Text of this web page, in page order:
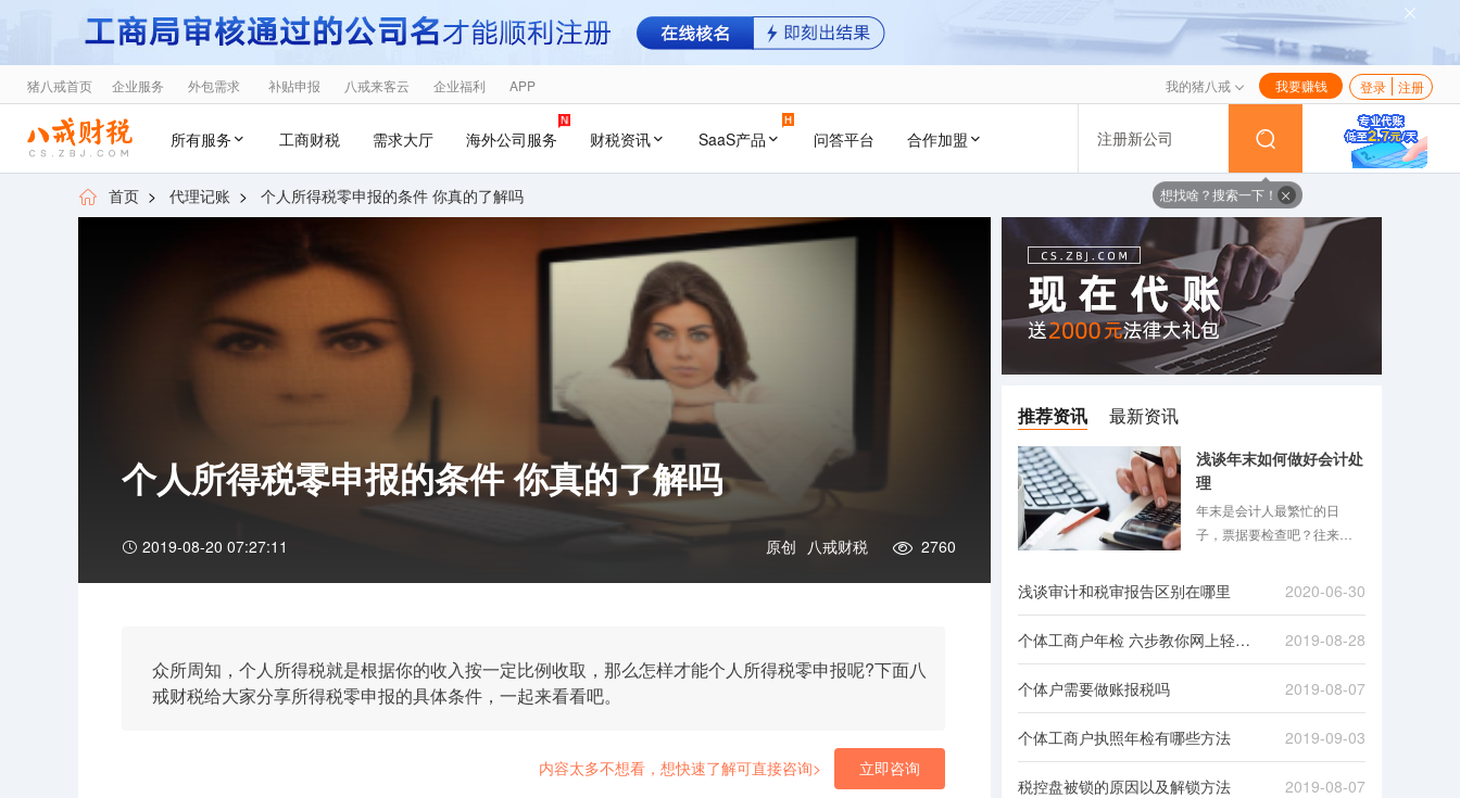
猪八戒首页 企业服务 外包需求 补贴申报 八戒来客云 企业福利 APP 我的猪八戒 我要赚钱 登录 注册
所有服务 工商财税 需求大厅 海外公司服务 财税资讯 SaaS产品 问答平台 合作加盟 注册新公司
想找啥？搜索一下！
首页 > 代理记账 > 个人所得税零申报的条件 你真的了解吗
个人所得税零申报的条件 你真的了解吗
2019-08-20 07:27:11 原创 八戒财税 2760
众所周知，个人所得税就是根据你的收入按一定比例收取，那么怎样才能个人所得税零申报呢?下面八
戒财税给大家分享所得税零申报的具体条件，一起来看看吧。
内容太多不想看，想快速了解可直接咨询> 立即咨询
推荐资讯 最新资讯
浅谈年末如何做好会计处
理
年末是会计人最繁忙的日
子，票据要检查吧？往来款
头大？跟着八戒财税一起来
看看吧！
浅谈审计和税审报告区别在哪里 2020-06-30
个体工商户年检 六步教你网上轻松办理 2019-08-28
个体户需要做账报税吗 2019-08-07
个体工商户执照年检有哪些方法 2019-09-03
税控盘被锁的原因以及解锁方法 2019-08-07